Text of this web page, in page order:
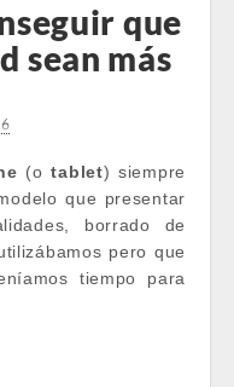
que
sean más
(otablet) siempre
que presentar
borrado de
pero que
tiempo para